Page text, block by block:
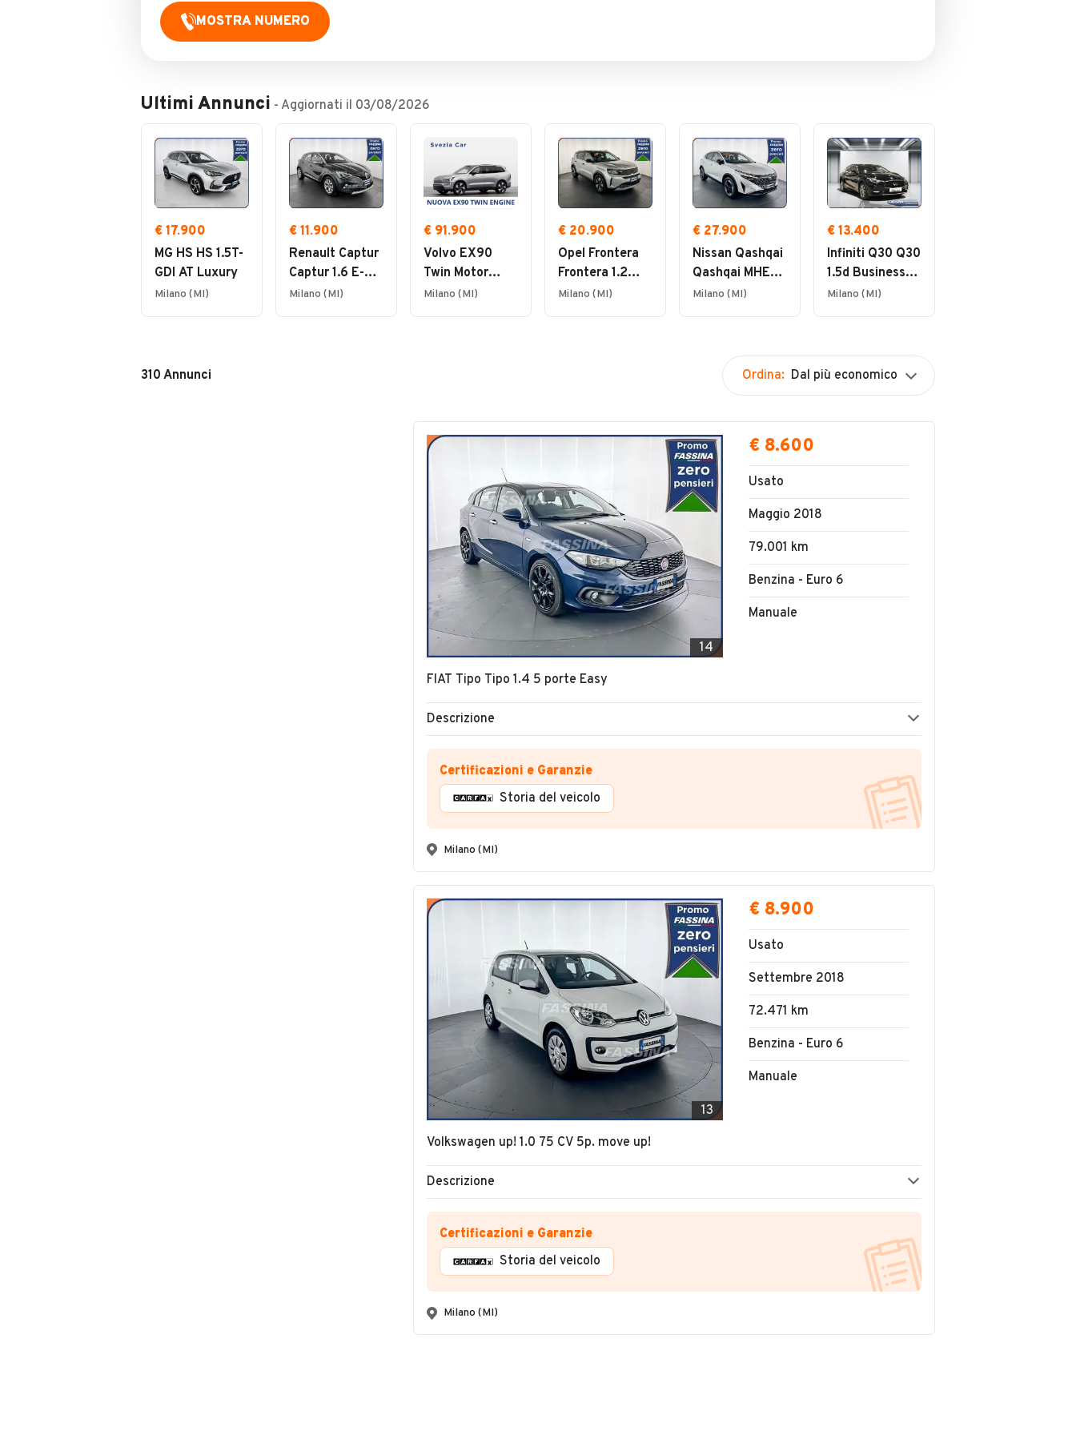
MOSTRA NUMERO
Ultimi Annunci - Aggiornati il 03/08/2026
€ 17.900
MG HS HS 1.5T-
GDI AT Luxury
Milano (MI)
€ 11.900
Renault Captur
Captur 1.6 E-
Tech phev
Milano (MI)
€ 91.900
Volvo EX90
Twin Motor
Ultra AWD
Milano (MI)
€ 20.900
Opel Frontera
Frontera 1.2
hybrid GS
Milano (MI)
€ 27.900
Nissan Qashqai
Qashqai MHEV
158 CV Xtronic
Milano (MI)
€ 13.400
Infiniti Q30 Q30
1.5d Business
109cv
Milano (MI)
310 Annunci Ordina: Dal più economico
14
FIAT Tipo Tipo 1.4 5 porte Easy
€ 8.600
Usato
Maggio 2018
79.001 km
Benzina - Euro 6
Manuale
Descrizione
Certificazioni e Garanzie
Storia del veicolo
Milano (MI)
13
Volkswagen up! 1.0 75 CV 5p. move up!
€ 8.900
Usato
Settembre 2018
72.471 km
Benzina - Euro 6
Manuale
Descrizione
Certificazioni e Garanzie
Storia del veicolo
Milano (MI)